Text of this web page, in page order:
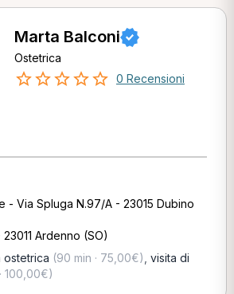
Marta Balconi
Ostetrica
0 Recensioni
- Via Spluga N.97/A - 23015 Dubino
Ardenno (SO)
ostetrica (90 min · 75,00€) visita di
100,00€)